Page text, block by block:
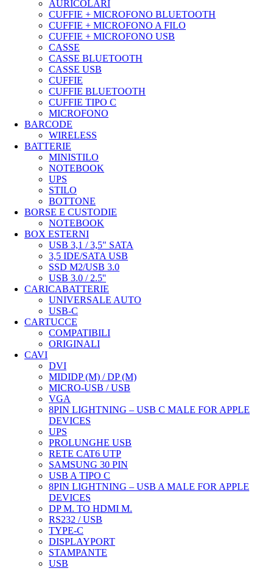
AURICOLARI
CUFFIE + MICROFONO BLUETOOTH
CUFFIE + MICROFONO A FILO
CUFFIE + MICROFONO USB
CASSE
CASSE BLUETOOTH
CASSE USB
CUFFIE
CUFFIE BLUETOOTH
CUFFIE TIPO C
MICROFONO
BARCODE
WIRELESS
BATTERIE
MINISTILO
NOTEBOOK
UPS
STILO
BOTTONE
BORSE E CUSTODIE
NOTEBOOK
BOX ESTERNI
USB 3,1 / 3,5" SATA
3,5 IDE/SATA USB
SSD M2/USB 3.0
USB 3.0 / 2.5''
CARICABATTERIE
UNIVERSALE AUTO
USB-C
CARTUCCE
COMPATIBILI
ORIGINALI
CAVI
DVI
MIDIDP (M) / DP (M)
MICRO-USB / USB
VGA
8PIN LIGHTNING – USB C MALE FOR APPLE
DEVICES
UPS
PROLUNGHE USB
RETE CAT6 UTP
SAMSUNG 30 PIN
USB A TIPO C
8PIN LIGHTNING – USB A MALE FOR APPLE
DEVICES
DP M. TO HDMI M.
RS232 / USB
TYPE-C
DISPLAYPORT
STAMPANTE
USB